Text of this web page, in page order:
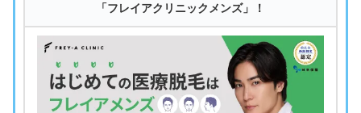
「フレイアクリニックメンズ」！